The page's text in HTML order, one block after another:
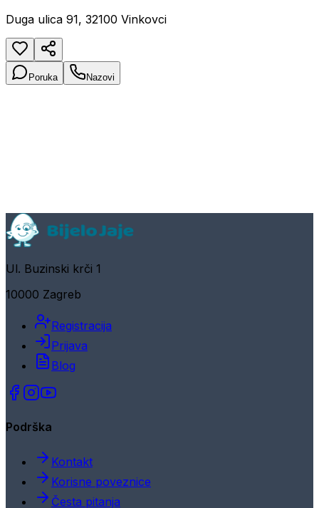
Duga ulica 91, 32100 Vinkovci
Poruka Nazovi
Ul. Buzinski krči 1
10000 Zagreb
Registracija
Prijava
Blog
Podrška
Kontakt
Korisne poveznice
Česta pitanja